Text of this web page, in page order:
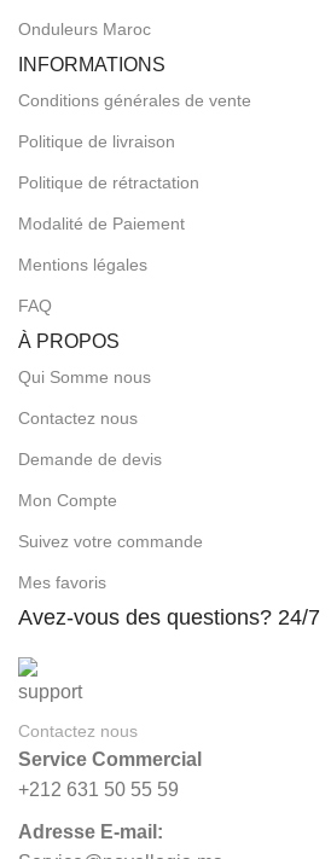
Onduleurs Maroc
INFORMATIONS
Conditions générales de vente
Politique de livraison
Politique de rétractation
Modalité de Paiement
Mentions légales
FAQ
À PROPOS
Qui Somme nous
Contactez nous
Demande de devis
Mon Compte
Suivez votre commande
Mes favoris
Avez-vous des questions? 24/7
Contactez nous
Service Commercial
+212 631 50 55 59
Adresse E-mail: